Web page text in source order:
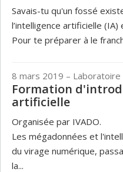
Savais-tu qu'un fossé
l’intelligence artificielle
Pour te préparer à le
8 mars 2019 –
Formation
artificielle
Organisée par IVADO.
Les mégadonnées et
du virage numérique,
la...